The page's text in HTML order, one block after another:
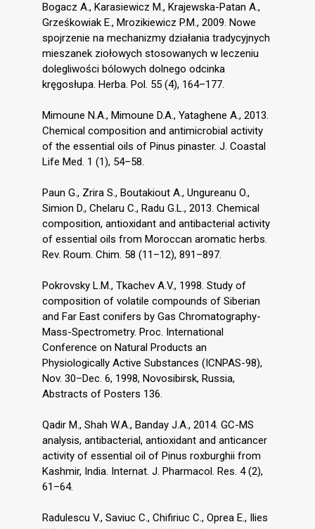
Bogacz A., Karasiewicz M., Krajewska-Patan A.,
Grześkowiak E., Mrozikiewicz P.M., 2009. Nowe
spojrzenie na mechanizmy działania tradycyjnych
mieszanek ziołowych stosowanych w leczeniu
dolegliwości bólowych dolnego odcinka
kręgosłupa. Herba. Pol. 55 (4), 164–177.
Mimoune N.A., Mimoune D.A., Yataghene A., 2013.
Chemical composition and antimicrobial activity
of the essential oils of Pinus pinaster. J. Coastal
Life Med. 1 (1), 54–58.
Paun G., Zrira S., Boutakiout A., Ungureanu O.,
Simion D., Chelaru C., Radu G.L., 2013. Chemical
composition, antioxidant and antibacterial activity
of essential oils from Moroccan aromatic herbs.
Rev. Roum. Chim. 58 (11–12), 891–897.
Pokrovsky L.M., Tkachev A.V., 1998. Study of
composition of volatile compounds of Siberian
and Far East conifers by Gas Chromatography-
Mass-Spectrometry. Proc. International
Conference on Natural Products an
Physiologically Active Substances (ICNPAS-98),
Nov. 30–Dec. 6, 1998, Novosibirsk, Russia,
Abstracts of Posters 136.
Qadir M., Shah W.A., Banday J.A., 2014. GC-MS
analysis, antibacterial, antioxidant and anticancer
activity of essential oil of Pinus roxburghii from
Kashmir, India. Internat. J. Pharmacol. Res. 4 (2),
61–64.
Radulescu V., Saviuc C., Chifiriuc C., Oprea E., Ilies